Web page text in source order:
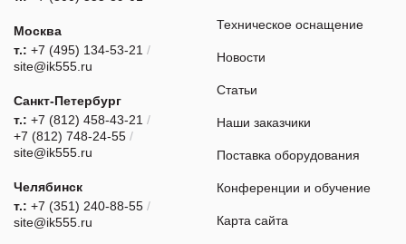
Москва
т.: +7 (495) 134-53-21 /
site@ik555.ru
Санкт-Петербург
т.: +7 (812) 458-43-21 /
+7 (812) 748-24-55 /
site@ik555.ru
Челябинск
т.: +7 (351) 240-88-55 /
site@ik555.ru
Техническое оснащение
Новости
Статьи
Наши заказчики
Поставка оборудования
Конференции и обучение
Карта сайта